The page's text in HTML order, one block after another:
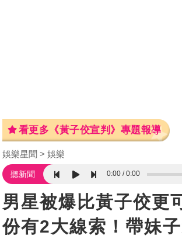
看更多《黃子佼宣判》專題報導
娛樂星聞 娛樂
聽新聞 0:00 0:00
男星被爆比黃子佼
份有2大線索！帶妹